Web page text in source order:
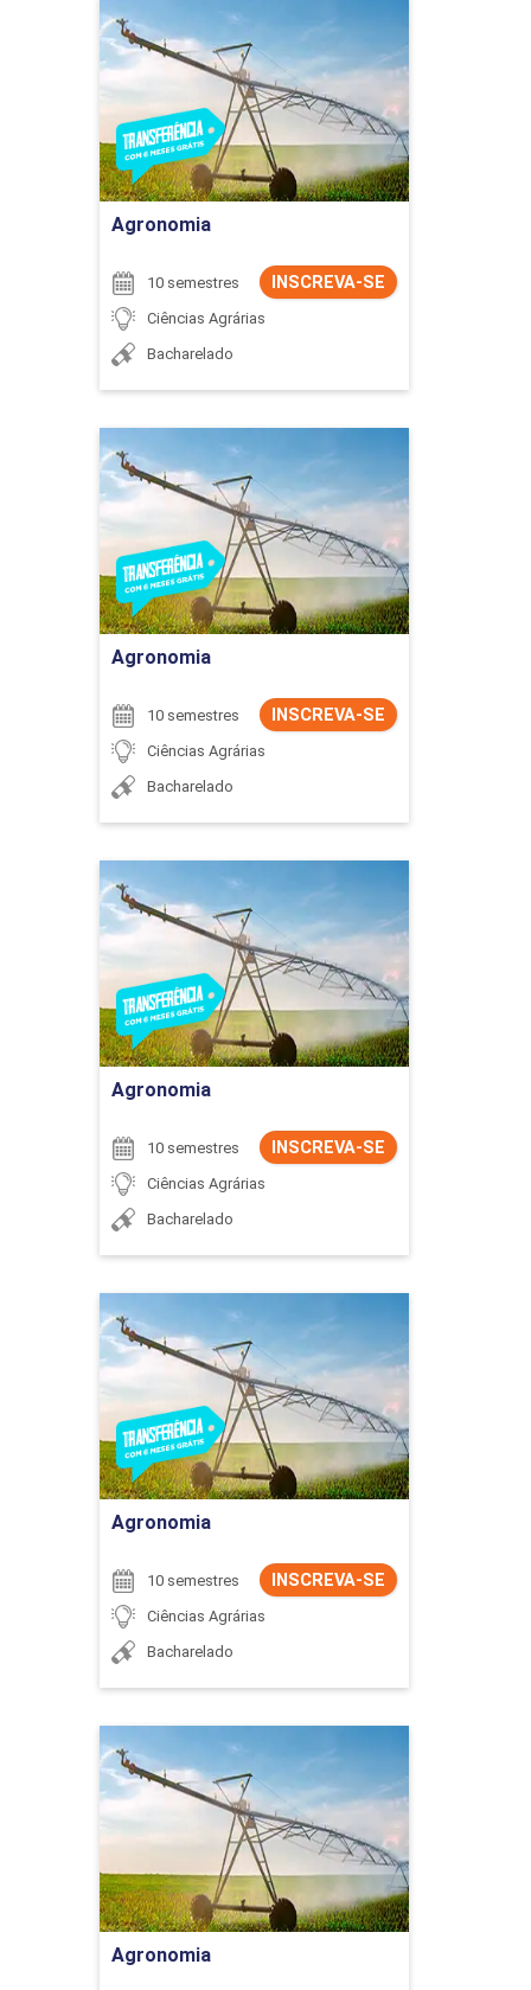
Agronomia
INSCREVA-SE
10 semestres
Ciências Agrárias
Bacharelado
Agronomia
Detalhes do curso
Ir para Inscrição
Agronomia
INSCREVA-SE
10 semestres
Ciências Agrárias
Bacharelado
Agronomia
Detalhes do curso
Ir para Inscrição
Agronomia
INSCREVA-SE
10 semestres
Ciências Agrárias
Bacharelado
Agronomia
Detalhes do curso
Ir para Inscrição
Agronomia
INSCREVA-SE
10 semestres
Ciências Agrárias
Bacharelado
Agronomia
Detalhes do curso
Ir para Inscrição
Agronomia
Agronomia
Detalhes do curso
Ir para Inscrição